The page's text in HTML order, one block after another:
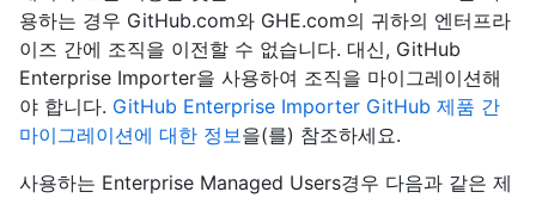
용하는 경우 GitHub.com와 GHE.com의 귀하의 엔터프라
이즈 간에 조직을 이전할 수 없습니다. 대신, GitHub
Enterprise Importer을 사용하여 조직을 마이그레이션해
야 합니다. GitHub Enterprise Importer GitHub 제품 간
마이그레이션에 대한 정보을(를) 참조하세요.
사용하는 Enterprise Managed Users경우 다음과 같은 제